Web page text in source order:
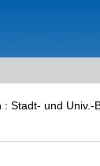
Stadt- und Univ.-